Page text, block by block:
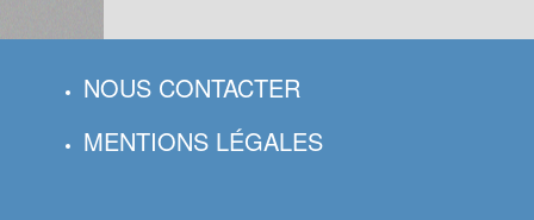
NOUS CONTACTER
MENTIONS LÉGALES